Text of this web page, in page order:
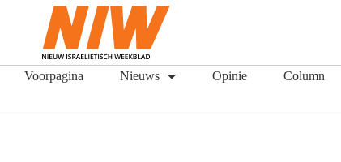
Voorpagina Nieuws Opinie Column